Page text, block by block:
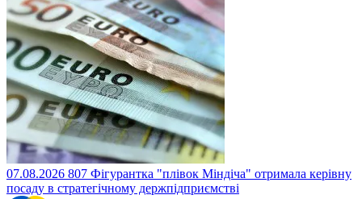
07.08.2026 807 Фігурантка "плівок Міндіча" отримала керівну
посаду в стратегічному держпідприємстві